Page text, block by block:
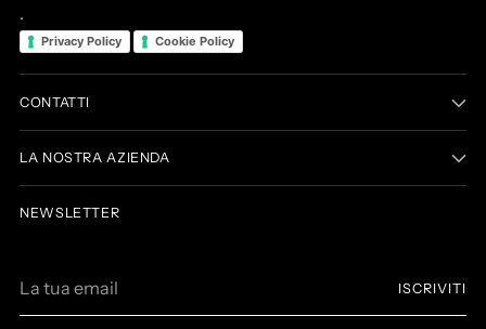
.
Privacy Policy Cookie Policy
CONTATTI
LA NOSTRA AZIENDA
NEWSLETTER
tua
ISCRIVITI